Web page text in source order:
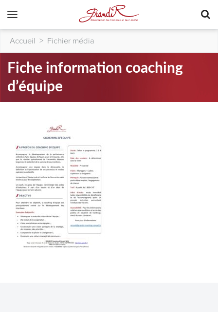
Accueil > Fichier média
Fiche information coaching
d’équipe